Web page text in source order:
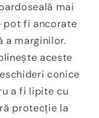
mai
pot fi ancorate
a marginilor.
aceste
conice
a fi lipite cu
protecție la